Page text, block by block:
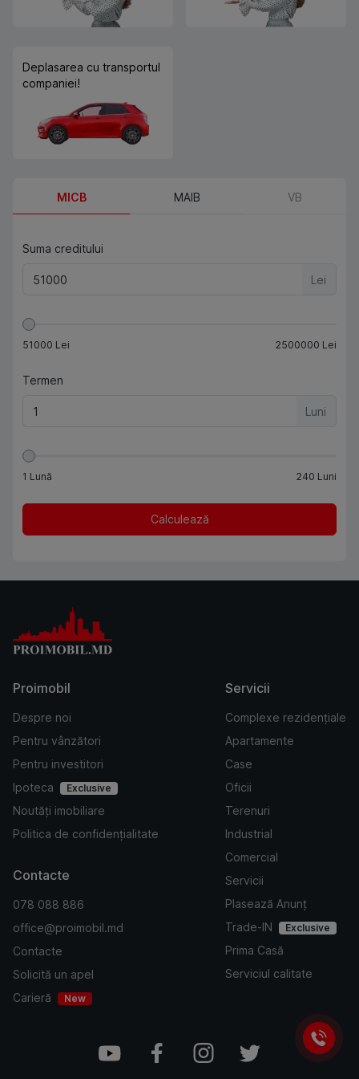
Deplasarea cu transportul
companiei!
MICB MAIB VB
Suma creditului
Lei
51000 Lei 2500000 Lei
Termen
Luni
1 Lună 240 Luni
Calculează
Proimobil
Despre noi
Pentru vânzători
Pentru investitori
Ipoteca
Exclusive
Noutăți imobiliare
Politica de confidențialitate
Servicii
Complexe rezidențiale
Apartamente
Case
Oficii
Terenuri
Industrial
Comercial
Servicii
Plasează Anunț
Trade-IN
Exclusive
Prima Casă
Serviciul calitate
Contacte
078 088 886
office@proimobil.md
Contacte
Solicită un apel
Carieră
New